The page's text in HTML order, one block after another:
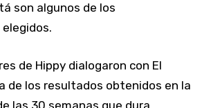
son algunos de los
de Hippy dialogaron con El
de los resultados obtenidos en la
las 30 semanas que dura